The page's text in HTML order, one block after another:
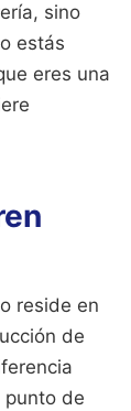
sino
estás
eres una
reside en
de
punto de